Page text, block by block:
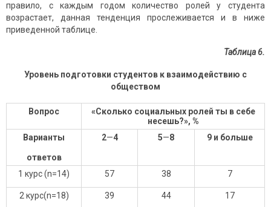
правило, с каждым годом количество ролей у студента
возрастает, данная тенденция прослеживается и в ниже
приведенной таблице.
Таблица 6.
Уровень подготовки студентов к взаимодействию с
обществом
Вопрос
«Сколько социальных ролей ты в себе
несешь?», %
Варианты
ответов
2—4 5—8 9 и больше
1 курс (n=14) 57 38 7
2 курс(n=18) 39 44 17